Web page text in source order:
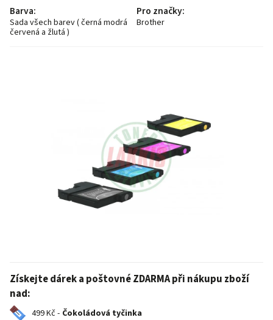
Barva:
Sada všech barev ( černá modrá
červená a žlutá )
Pro značky:
Brother
Získejte dárek a poštovné ZDARMA při nákupu zboží
nad:
499 Kč - Čokoládová tyčinka